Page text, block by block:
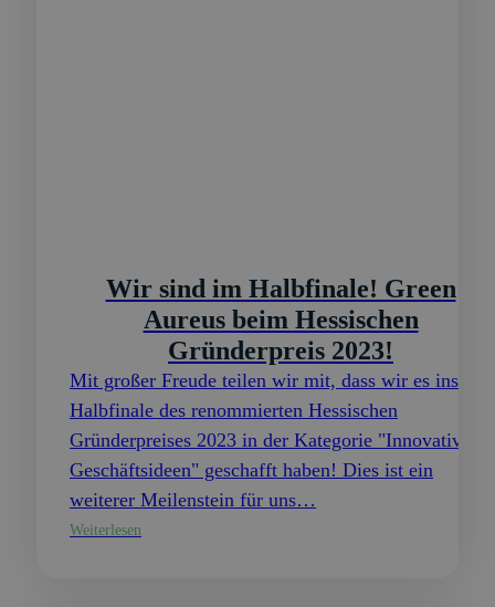
Wir sind im Halbfinale! Green
Aureus beim Hessischen
Gründerpreis 2023!
Mit großer Freude teilen wir mit, dass wir es ins
Halbfinale des renommierten Hessischen
Gründerpreises 2023 in der Kategorie "Innovative
Geschäftsideen" geschafft haben! Dies ist ein
weiterer Meilenstein für uns…
Weiterlesen